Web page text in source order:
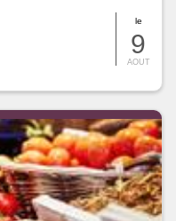
le
9
AOUT